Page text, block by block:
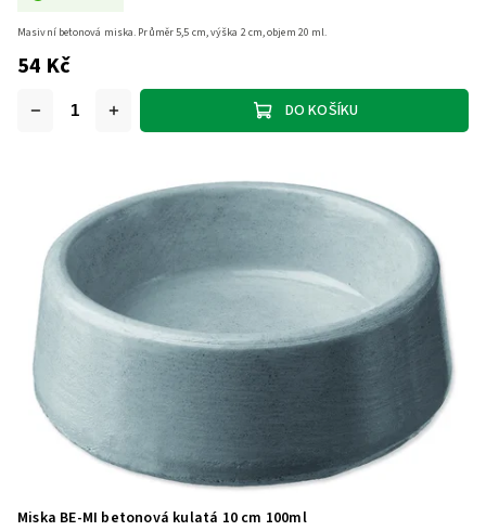
54 Kč
DO KOŠÍKU
Masivní betonová miska. Průměr 5,5 cm, výška 2 cm, objem 20 ml.
Miska BE-MI betonová kulatá 10 cm 100ml